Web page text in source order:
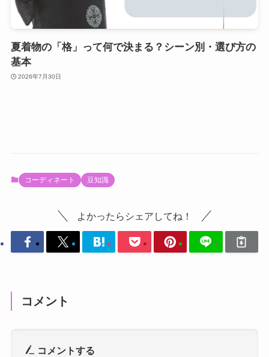
夏着物の「格」って何で決まる？シーン別・選び方の
基本
2026年7月30日
コーディネート 豆知識
よかったらシェアしてね！
コメント
コメントする